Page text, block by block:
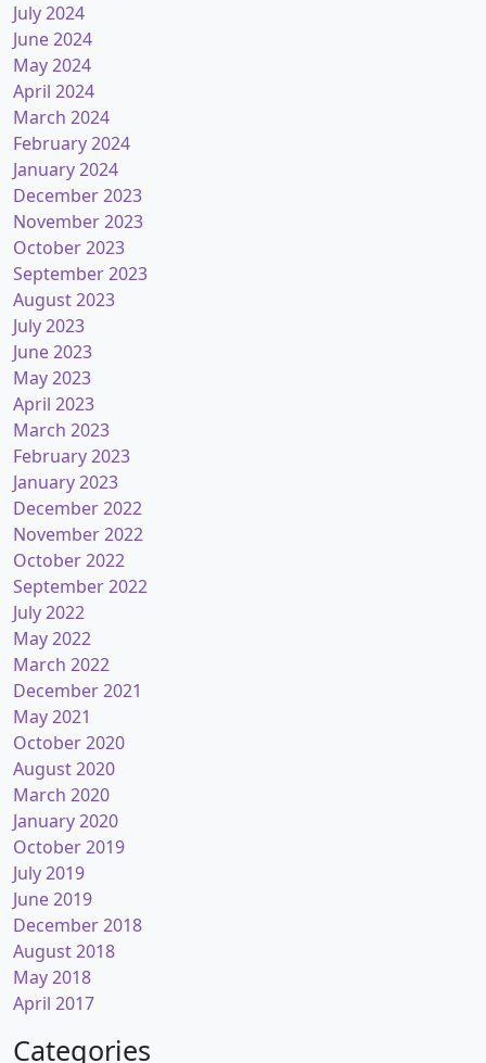
July 2024
June 2024
May 2024
April 2024
March 2024
February 2024
January 2024
December 2023
November 2023
October 2023
September 2023
August 2023
July 2023
June 2023
May 2023
April 2023
March 2023
February 2023
January 2023
December 2022
November 2022
October 2022
September 2022
July 2022
May 2022
March 2022
December 2021
May 2021
October 2020
August 2020
March 2020
January 2020
October 2019
July 2019
June 2019
December 2018
August 2018
May 2018
April 2017
Categories